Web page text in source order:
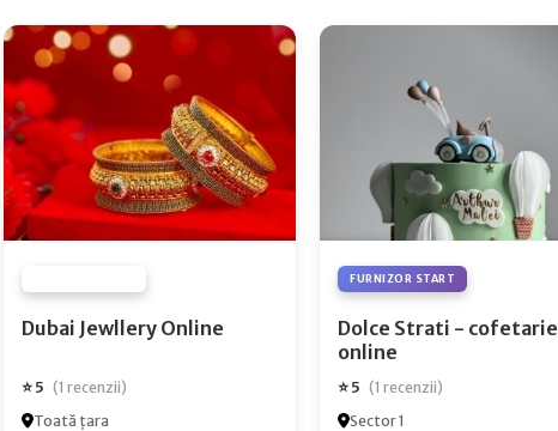
Dubai Jewllery Online
⭐ 5 (1 recenzii)
Toată țara
FURNIZOR START
Dolce Strati - cofetarie
online
⭐ 5 (1 recenzii)
Sector 1